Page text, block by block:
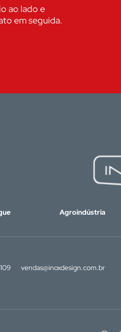
ao lado e
em seguida.
Agroindústria
vendas@inoxdesign.com.br